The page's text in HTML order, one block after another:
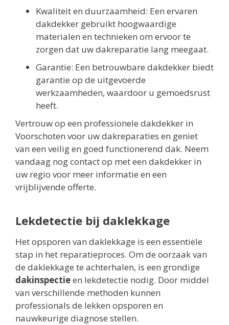
Kwaliteit en duurzaamheid: Een ervaren
dakdekker gebruikt hoogwaardige
materialen en technieken om ervoor te
zorgen dat uw dakreparatie lang meegaat.
Garantie: Een betrouwbare dakdekker biedt
garantie op de uitgevoerde
werkzaamheden, waardoor u gemoedsrust
heeft.
Vertrouw op een professionele dakdekker in
Voorschoten voor uw dakreparaties en geniet
van een veilig en goed functionerend dak. Neem
vandaag nog contact op met een dakdekker in
uw regio voor meer informatie en een
vrijblijvende offerte.
Lekdetectie bij daklekkage
Het opsporen van daklekkage is een essentiële
stap in het reparatieproces. Om de oorzaak van
de daklekkage te achterhalen, is een grondige
dakinspectieen lekdetectie nodig. Door middel
van verschillende methoden kunnen
professionals de lekken opsporen en
nauwkeurige diagnose stellen.